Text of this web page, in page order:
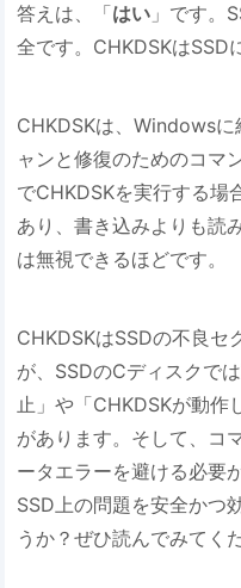
答えは、「はい 」です。
全です。CHKDSKはSSD
CHKDSKは、Windows
ャンと修復のためのコマ
でCHKDSKを実行する場
あり、書き込みよりも読
は無視できるほどです。
CHKDSKはSSDの不良セ
が、SSDのCディスクで
止」や「CHKDSKが動作
があります。そして、コ
ータエラーを避ける必要
SSD上の問題を安全かつ
うか？ぜひ読んでみてく